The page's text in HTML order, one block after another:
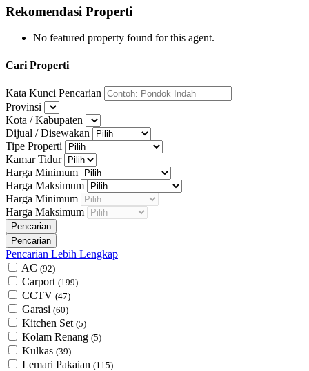
Rekomendasi Properti
No featured property found for this agent.
Cari Properti
Kata Kunci Pencarian
Provinsi
Kota / Kabupaten
Dijual / Disewakan
Tipe Properti
Kamar Tidur
Harga Minimum
Harga Maksimum
Harga Minimum
Harga Maksimum
Pencarian Lebih Lengkap
AC (92)
Carport (199)
CCTV (47)
Garasi (60)
Kitchen Set (5)
Kolam Renang (5)
Kulkas (39)
Lemari Pakaian (115)